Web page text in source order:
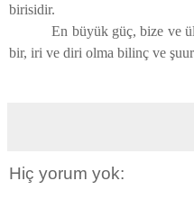
birisidir.
En büyük güç, bize ve
bir, iri ve diri olma bilinç ve
Hiç yorum yok: